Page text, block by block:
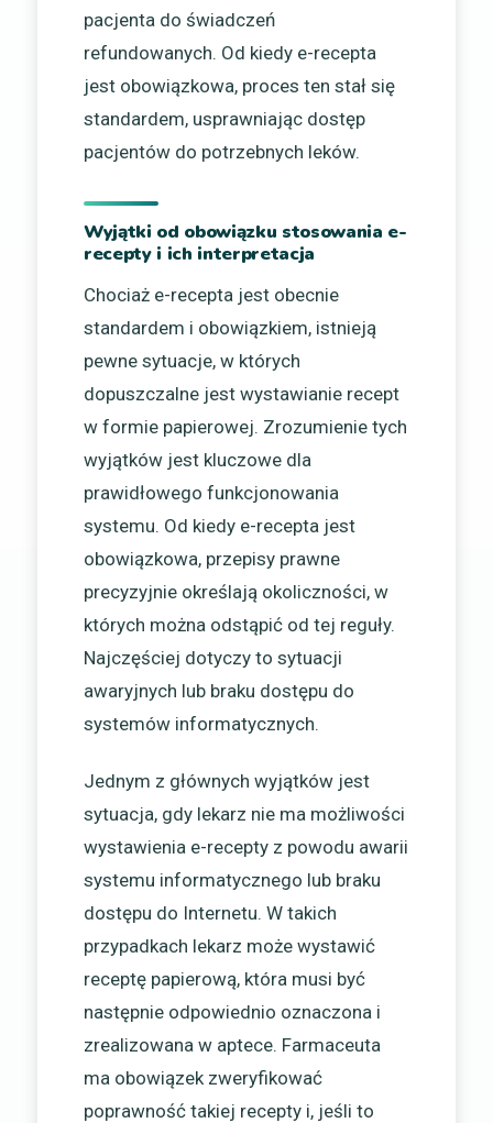
pacjenta do świadczeń
refundowanych. Od kiedy e-recepta
jest obowiązkowa, proces ten stał się
standardem, usprawniając dostęp
pacjentów do potrzebnych leków.
Wyjątki od obowiązku stosowania e-
recepty i ich interpretacja
Chociaż e-recepta jest obecnie
standardem i obowiązkiem, istnieją
pewne sytuacje, w których
dopuszczalne jest wystawianie recept
w formie papierowej. Zrozumienie tych
wyjątków jest kluczowe dla
prawidłowego funkcjonowania
systemu. Od kiedy e-recepta jest
obowiązkowa, przepisy prawne
precyzyjnie określają okoliczności, w
których można odstąpić od tej reguły.
Najczęściej dotyczy to sytuacji
awaryjnych lub braku dostępu do
systemów informatycznych.
Jednym z głównych wyjątków jest
sytuacja, gdy lekarz nie ma możliwości
wystawienia e-recepty z powodu awarii
systemu informatycznego lub braku
dostępu do Internetu. W takich
przypadkach lekarz może wystawić
receptę papierową, która musi być
następnie odpowiednio oznaczona i
zrealizowana w aptece. Farmaceuta
ma obowiązek zweryfikować
poprawność takiej recepty i, jeśli to